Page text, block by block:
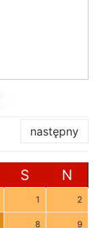
następny
S N
1 2
8 9